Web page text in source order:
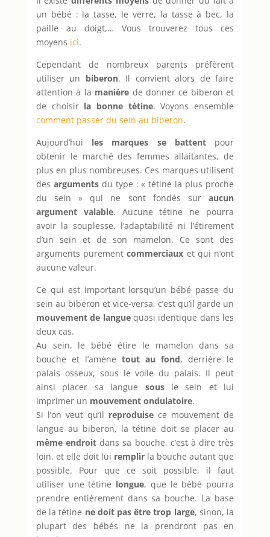
un bébé : la tasse, le verre, la tasse à bec, la
paille au doigt,… Vous trouverez tous ces
moyens ici.
Cependant de nombreux parents préfèrent
utiliser un biberon. Il convient alors de faire
attention à la manière de donner ce biberon et
de choisirla bonne tétine. Voyons ensemble
comment passer du sein au biberon.
Aujourd’hui les marques se battent pour
obtenir le marché des femmes allaitantes, de
plus en plus nombreuses. Ces marques utilisent
des arguments du type : « tétine la plus proche
du sein » qui ne sont fondés suraucun
argument valable. Aucune tétine ne pourra
avoir la souplesse, l’adaptabilité ni l’étirement
d’un sein et de son mamelon. Ce sont des
arguments purementcommerciaux et qui n’ont
aucune valeur.
Ce qui est important lorsqu’un bébé passe du
sein au biberon et vice-versa, c’est qu’il garde un
mouvement de languequasi identique dans les
deux cas.
Au sein, le bébé étire le mamelon dans sa
bouche et l’amène tout au fond, derrière le
palais osseux, sous le voile du palais. Il peut
ainsi placer sa langue sousle sein et lui
imprimer un mouvement ondulatoire.
Si l’on veut qu’il reproduise ce mouvement de
langue au biberon, la tétine doit se placer au
même endroitdans sa bouche, c’est à dire très
loin, et elle doit lui remplir la bouche autant que
possible. Pour que ce soit possible, il faut
utiliser une tétine longue, que le bébé pourra
prendre entièrement dans sa bouche. La base
de la tétine ne doit pas être trop large, sinon, la
plupart des bébés ne la prendront pas en